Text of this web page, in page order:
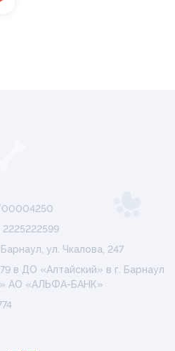
00004250
ул. Чкалова, 247
в ДО «Алтайский» в г. Барнаул
АО «АЛЬФА-БАНК»